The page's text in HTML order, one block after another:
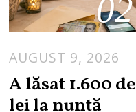
02
AUGUST 9, 2026
A lăsat 1.600 de
lei la nuntă